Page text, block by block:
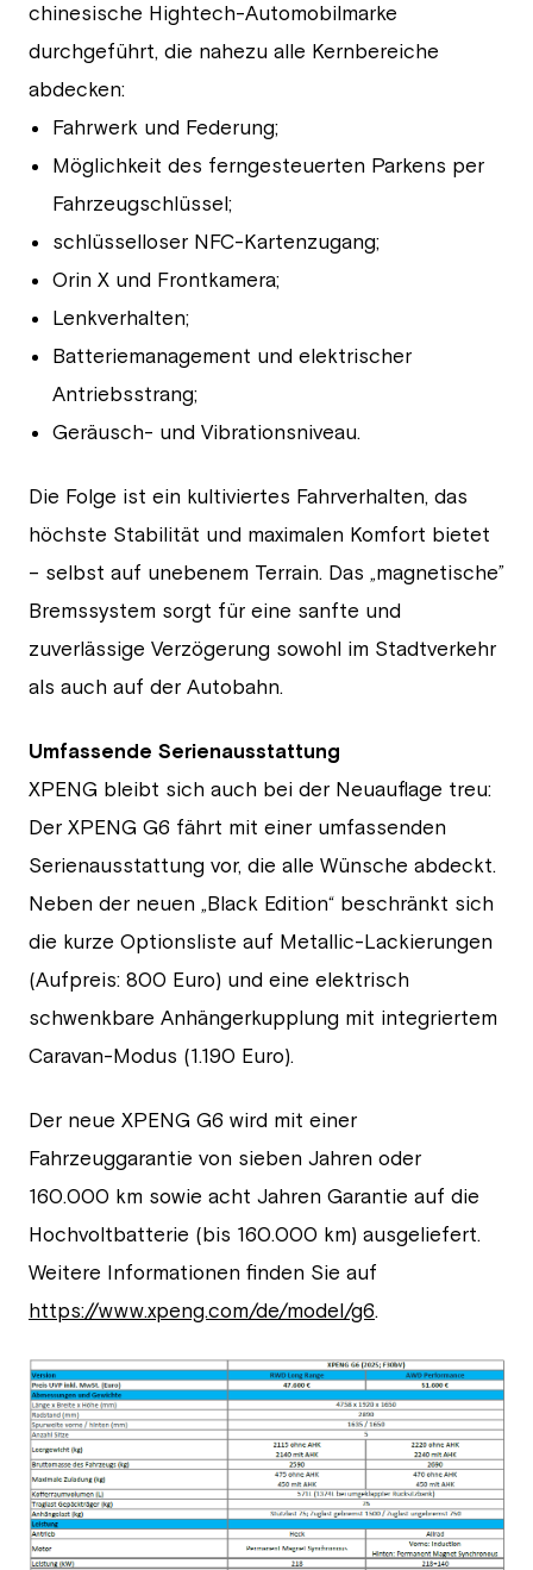
chinesische Hightech-Automobilmarke
durchgeführt, die nahezu alle Kernbereiche
abdecken:
Fahrwerk und Federung;
Möglichkeit des ferngesteuerten Parkens per
Fahrzeugschlüssel;
schlüsselloser NFC-Kartenzugang;
Orin X und Frontkamera;
Lenkverhalten;
Batteriemanagement und elektrischer
Antriebsstrang;
Geräusch- und Vibrationsniveau.
Die Folge ist ein kultiviertes Fahrverhalten, das
höchste Stabilität und maximalen Komfort bietet
– selbst auf unebenem Terrain. Das „magnetische”
Bremssystem sorgt für eine sanfte und
zuverlässige Verzögerung sowohl im Stadtverkehr
als auch auf der Autobahn.
Umfassende Serienausstattung
XPENG bleibt sich auch bei der Neuauflage treu:
Der XPENG G6 fährt mit einer umfassenden
Serienausstattung vor, die alle Wünsche abdeckt.
Neben der neuen „Black Edition“ beschränkt sich
die kurze Optionsliste auf Metallic-Lackierungen
(Aufpreis: 800 Euro) und eine elektrisch
schwenkbare Anhängerkupplung mit integriertem
Caravan-Modus (1.190 Euro).
Der neue XPENG G6 wird mit einer
Fahrzeuggarantie von sieben Jahren oder
160.000 km sowie acht Jahren Garantie auf die
Hochvoltbatterie (bis 160.000 km) ausgeliefert.
Weitere Informationen finden Sie auf
https://www.xpeng.com/de/model/g6.